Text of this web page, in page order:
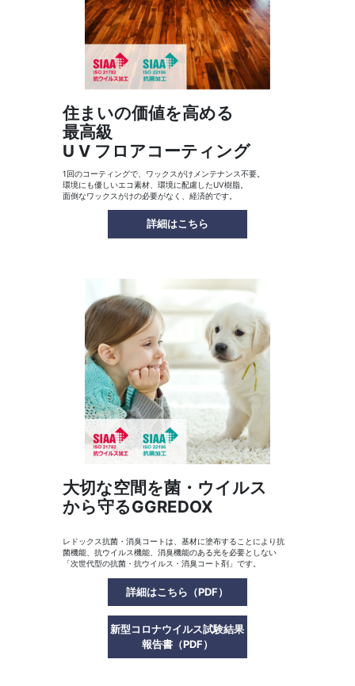
住まいの価値を高める
最高級
U V フロアコーティング
1回のコーティングで、ワックスがけメンテナンス不要。
環境にも優しいエコ素材、環境に配慮したUV樹脂。
面倒なワックスがけの必要がなく、経済的です。
詳細はこちら
大切な空間を菌・ウイルス
から守るGGREDOX
レドックス抗菌・消臭コートは、基材に塗布することにより抗
菌機能、抗ウイルス機能、消臭機能のある光を必要としない
「次世代型の抗菌・抗ウイルス・消臭コート剤」です。
詳細はこちら（PDF）
新型コロナウイルス試験結果
報告書（PDF）